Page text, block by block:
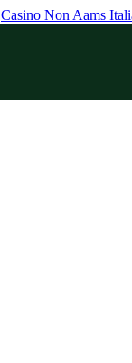
Casino Non Aams